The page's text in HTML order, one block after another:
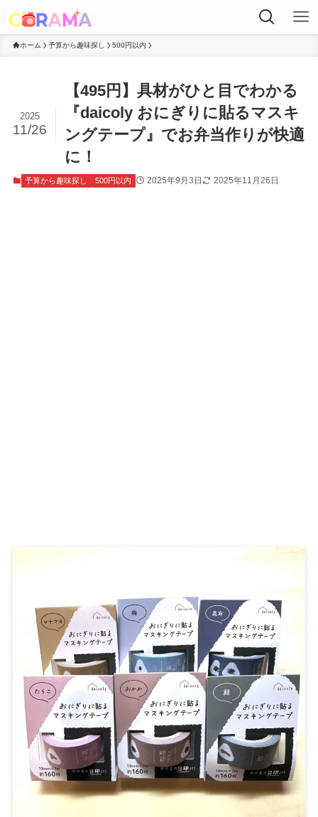
ホーム 予算から趣味探し 500円以内
【495円】具材がひと目でわかる
『daicoly おにぎりに貼るマスキ
ングテープ』でお弁当作りが快適
に！
2025
11/26
予算から趣味探し 500円以内 2025年9月3日 2025年11月26日